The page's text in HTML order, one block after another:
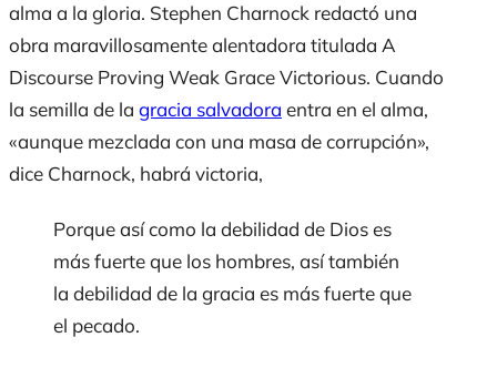
alma a la gloria. Stephen Charnock redactó una
obra maravillosamente alentadora titulada A
Discourse Proving Weak Grace Victorious. Cuando
la semilla de la gracia salvadora entra en el alma,
«aunque mezclada con una masa de corrupción»,
dice Charnock, habrá victoria,
Porque así como la debilidad de Dios es
más fuerte que los hombres, así también
la debilidad de la gracia es más fuerte que
el pecado.